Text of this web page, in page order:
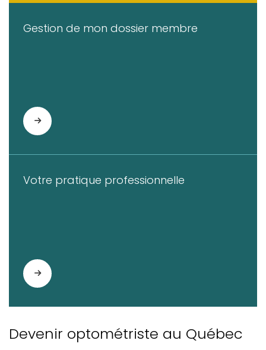
Gestion de mon dossier membre
Votre pratique professionnelle
Devenir optométriste au Québec